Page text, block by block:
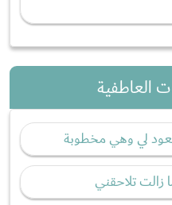
العاطفية
لي وهي مخطوبة
زالت تلاحقني